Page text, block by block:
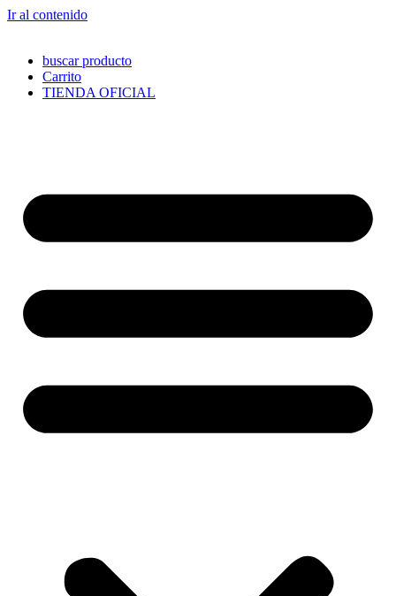
Ir al contenido
buscar producto
Carrito
TIENDA OFICIAL